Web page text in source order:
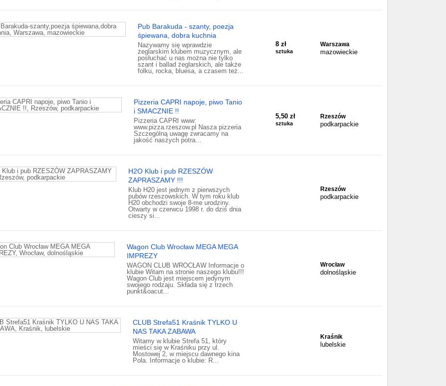
Pub Barakuda - szanty, poezja
śpiewana, dobra kuchnia
Nazywamy się wprawdzie
żeglarskim klubem muzycznym, ale
posłuchać u nas można nie tylko
szant i ballad żeglarskich, ale także
folku, rocka, bluesa, a czasem też...
8 zł
sztuka
Warszawa
mazowieckie
Pizzeria CAPRI napoje, piwo Tanio
i SMACZNIE !!
Pizzeria CAPRI www:
www.pizza.rzeszow.pl Nasza pizzeria
Szczególną uwagę zwracamy na
jakość naszych potra...
5,50 zł
sztuka
Rzeszów
podkarpackie
H2O Klub i pub RZESZÓW
ZAPRASZAMY !!!
Klub H20 jest jednym z pierwszych
pubów rzeszowskich. W tym roku klub
H20 obchodzi swoje 8-me urodziny.
Otwarty w czerwcu 1998 r. do dziś dnia
cieszy si...
Rzeszów
podkarpackie
Wagon Club Wrocław MEGA MEGA
IMPREZY
WAGON CLUB WROCŁAW Informacje o
klubie Witam na stronie naszego klubu!!!
Wagon Club jest miejscem jedynym
swojego rodzaju. Składa się z trzech
punkt&oacut...
Wrocław
dolnośląskie
CLUB Strefa51 Kraśnik TYLKO U
NAS TAKA ZABAWA
Witamy w klubie Strefa 51, który
mieści się w Kraśniku przy ul.
Mostowej 2, w miejscu dawnego kina
Pola. Informacje o klubie: R...
Kraśnik
lubelskie